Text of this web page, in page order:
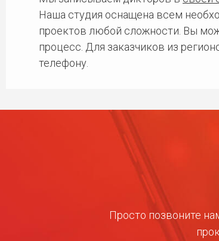
Наша студия оснащена всем
проектов любой сложности. Вы
процесс. Для заказчиков из
телефону.
Просто позвоните